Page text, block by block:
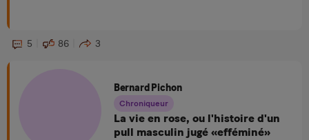
5 86 3
Bernard Pichon
Chroniqueur
La vie en rose, ou l'histoire d'un
pull masculin jugé «efféminé»